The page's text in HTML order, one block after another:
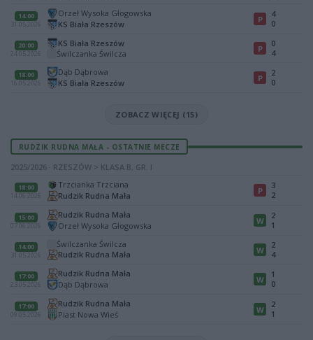
14:00
31.05.2026
Orzeł Wysoka Głogowska
KS Biała Rzeszów
P
4
0
20:00
24.05.2026
KS Biała Rzeszów
Świlczanka Świlcza
P
0
4
18:00
16.05.2026
Dąb Dąbrowa
KS Biała Rzeszów
P
2
0
ZOBACZ WIĘCEJ (15)
RUDZIK RUDNA MAŁA - OSTATNIE MECZE
2025/2026 · RZESZÓW > KLASA B, GR. I
18:00
14.06.2026
Trzcianka Trzciana
Rudzik Rudna Mała
P
3
2
15:00
07.06.2026
Rudzik Rudna Mała
Orzeł Wysoka Głogowska
W
2
1
14:00
31.05.2026
Świlczanka Świlcza
Rudzik Rudna Mała
W
2
4
17:00
23.05.2026
Rudzik Rudna Mała
Dąb Dąbrowa
W
1
0
17:00
09.05.2026
Rudzik Rudna Mała
Piast Nowa Wieś
W
2
1